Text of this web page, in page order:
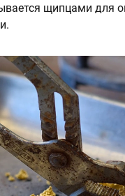
щипцами для